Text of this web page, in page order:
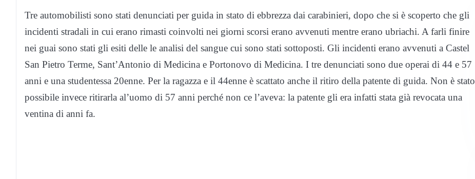
Tre automobilisti sono stati denunciati per guida in stato di ebbrezza dai carabinieri, dopo che si è scoperto che gli
incidenti stradali in cui erano rimasti coinvolti nei giorni scorsi erano avvenuti mentre erano ubriachi. A farli finire
nei guai sono stati gli esiti delle le analisi del sangue cui sono stati sottoposti. Gli incidenti erano avvenuti a Castel
San Pietro Terme, Sant’Antonio di Medicina e Portonovo di Medicina. I tre denunciati sono due operai di 44 e 57
anni e una studentessa 20enne. Per la ragazza e il 44enne è scattato anche il ritiro della patente di guida. Non è stato
possibile invece ritirarla al’uomo di 57 anni perché non ce l’aveva: la patente gli era infatti stata già revocata una
ventina di anni fa.